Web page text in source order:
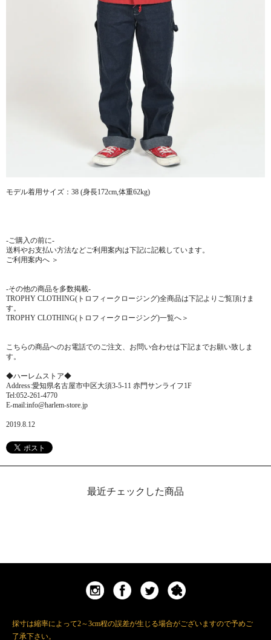
モデル着用サイズ：38 (身長172cm,体重62kg)
-ご購入の前に-
送料やお支払い方法などご利用案内は下記に記載しています。
ご利用案内へ ＞
-その他の商品を多数掲載-
TROPHY CLOTHING(トロフィークロージング)全商品は下記よりご覧頂けま
す。
TROPHY CLOTHING(トロフィークロージング)一覧へ＞
こちらの商品へのお電話でのご注文、お問い合わせは下記までお願い致しま
す。
◆ハーレムストア◆
Address:愛知県名古屋市中区大須3-5-11 赤門サンライフ1F
Tel:052-261-4770
E-mail:info@harlem-store.jp
2019.8.12
最近チェックした商品
採寸は縮率によって2～3cm程の誤差が生じる場合がございますので予めご
了承下さい。